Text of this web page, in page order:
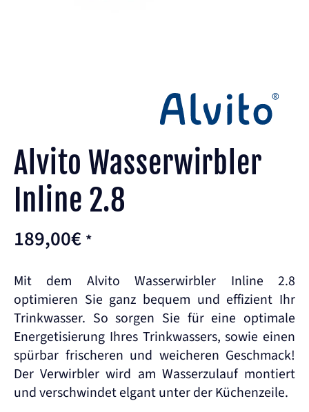
Alvito Wasserwirbler
Inline 2.8
189,00€ *
Mit dem Alvito Wasserwirbler Inline 2.8
optimieren Sie ganz bequem und effizient Ihr
Trinkwasser. So sorgen Sie für eine optimale
Energetisierung Ihres Trinkwassers, sowie einen
spürbar frischeren und weicheren Geschmack!
Der Verwirbler wird am Wasserzulauf montiert
und verschwindet elgant unter der Küchenzeile.